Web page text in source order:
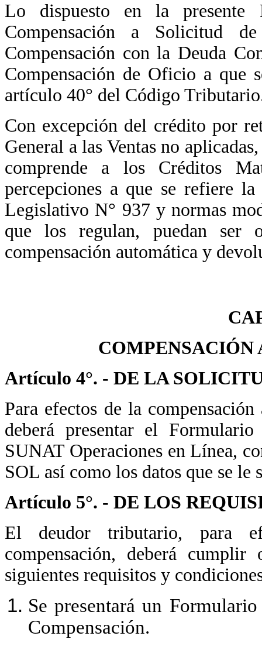
Lo dispuesto en la presente
Compensación a Solicitud
Compensación con la Deuda
Compensación de Oficio a
artículo 40° del Código
Con excepción del crédito por
General a las Ventas no
comprende a los Créditos
percepciones a que se refiere
Legislativo N° 937 y normas
que los regulan, puedan ser
compensación automática y
COMPENSACIÓN
Artículo 4°. - DE LA
Para efectos de la
deberá presentar el
SUNAT Operaciones en Línea,
SOL así como los datos que se
Artículo 5°. - DE LOS
El deudor tributario, para
compensación, deberá
siguientes requisitos y
Se presentará un
Compensación.